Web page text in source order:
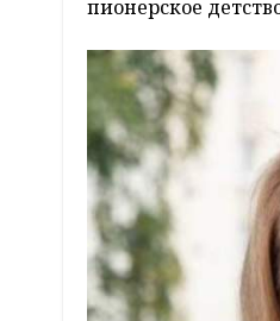
пионерское